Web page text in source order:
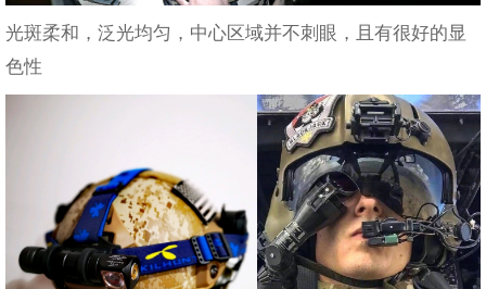
光斑柔和，泛光均匀，中心区域并不刺眼，且有很好的显
色性